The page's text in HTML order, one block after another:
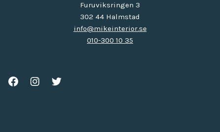
Furuviksringen 3
302 44 Halmstad
info@mikeinterior.se
010-300 10 35